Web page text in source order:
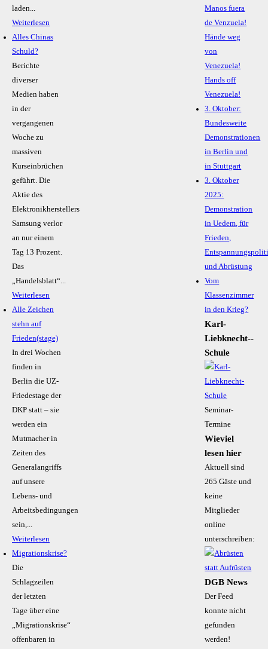
laden...
Weiterlesen
Alles Chinas
Schuld?
Berichte
diverser
Medien haben
in der
vergangenen
Woche zu
massiven
Kurseinbrüchen
geführt. Die
Aktie des
Elektronikherstellers
Samsung verlor
an nur einem
Tag 13 Prozent.
Das
„Handelsblatt“...
Weiterlesen
Alle Zeichen
stehn auf
Frieden(stage)
In drei Wochen
finden in
Berlin die UZ-
Friedestage der
DKP statt – sie
werden ein
Mutmacher in
Zeiten des
Generalangriffs
auf unsere
Lebens- und
Arbeitsbedingungen
sein,...
Weiterlesen
Migrationskrise?
Die
Schlagzeilen
der letzten
Tage über eine
„Migrationskrise“
offenbaren in
Manos fuera
de Venzuela!
Hände weg
von
Venezuela!
Hands off
Venezuela!
3. Oktober:
Bundesweite
Demonstrationen
in Berlin und
in Stuttgart
3. Oktober
2025:
Demonstration
in Uedem, für
Frieden,
und Abrüstung
Vom
Klassenzimmer
in den Krieg?
Karl-
Liebknecht-­
Schule
Seminar-
Termine
Wieviel
lesen hier
Aktuell sind
265 Gäste und
keine
Mitglieder
online
unterschreiben:
DGB News
Der Feed
konnte nicht
gefunden
werden!